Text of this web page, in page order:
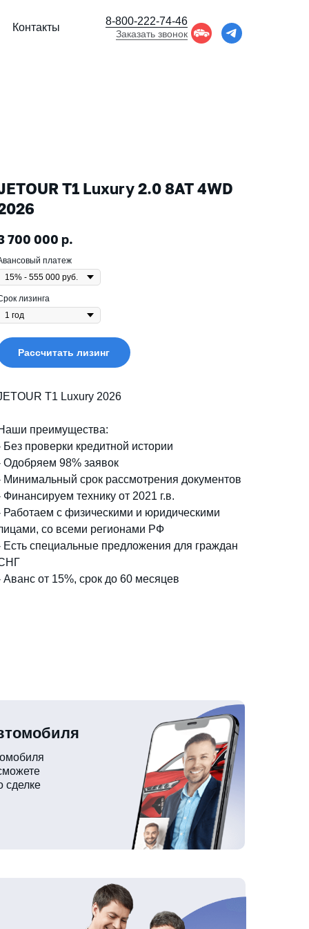
Контакты
8-800-222-74-46
Заказать звонок
T1 Luxury 2.0 8AT 4WD
700 000 р.
платеж
лизинга
Рассчитать лизинг
T1 Luxury 2026
преимущества:
Без проверки кредитной истории
Одобряем 98% заявок
Минимальный срок рассмотрения документов
Финансируем технику от 2021 г.в.
Работаем с физическими и юридическими
со всеми регионами РФ
Есть специальные предложения для граждан
Аванс от 15%, срок до 60 месяцев
сделке